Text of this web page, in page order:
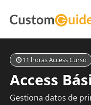
11 horas Access Curso
Access
Gestiona datos de